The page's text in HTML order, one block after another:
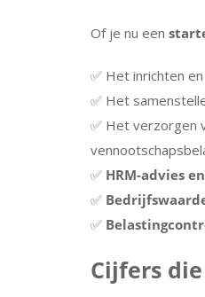
Of je nu een
✅ Het inrichten
✅ Het
✅ Het verzorgen
✅ HRM-advies
✅
✅
Cijfers